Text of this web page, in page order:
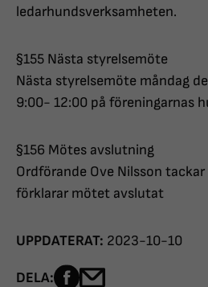
ledarhundsverksamheten.
§155 Nästa styrelsemöte
Nästa styrelsemöte måndag
9:00- 12:00 på föreningarnas
§156 Mötes avslutning
Ordförande Ove Nilsson
förklarar mötet avslutat
UPPDATERAT: 2023-10-10
DELA: Dela sidan på